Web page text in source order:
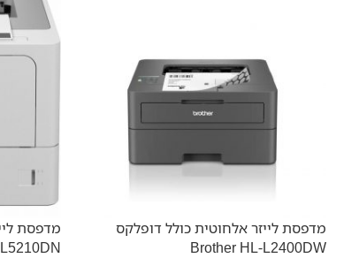
מדפסת לייזר אלחוטית כולל דופלקס
Brother HL-L2400DW
L5210DN